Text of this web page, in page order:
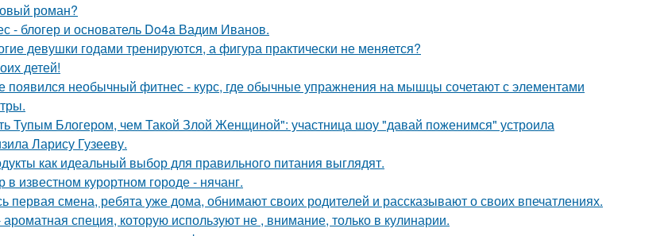
роман?
- блогер и основатель Do4a Вадим Иванов.
девушки годами тренируются, а фигура практически не меняется?
детей!
появился необычный фитнес - курс, где обычные упражнения на мышцы сочетают с элементами
Тупым Блогером, чем Такой Злой Женщиной": участница шоу "давай поженимся" устроила
Ларису Гузееву.
как идеальный выбор для правильного питания выглядят.
в известном курортном городе - нячанг.
первая смена, ребята уже дома, обнимают своих родителей и рассказывают о своих впечатлениях.
ароматная специя, которую используют не , внимание, только в кулинарии.